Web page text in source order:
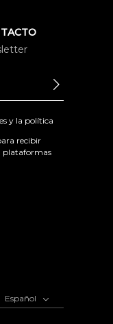
y la política
recibir
plataformas
Español